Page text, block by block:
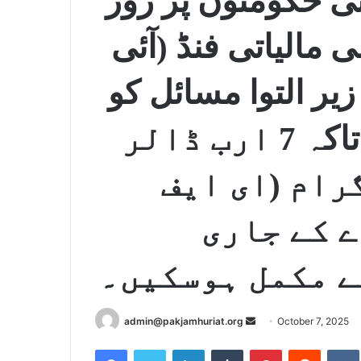
مالیاتی فنڈ (آئی
التوا مسائل کو
فوری طور پر حل کریں تاکہ 7 ارب ڈالر
(ای ایف
کے جاری
مکمل ہوسکیں۔
admin@pakjamhuriat.org October 7, 2025